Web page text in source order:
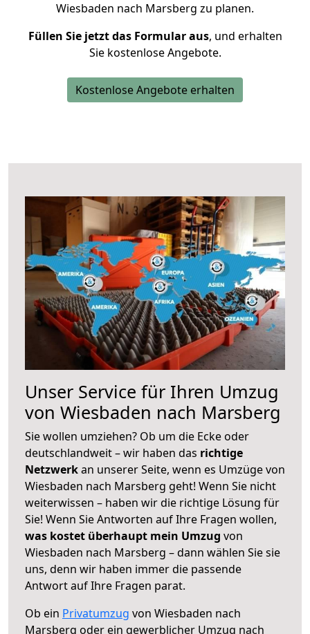
Wiesbaden nach Marsberg zu planen.
Füllen Sie jetzt das Formular aus, und erhalten
Sie kostenlose Angebote.
Kostenlose Angebote erhalten
Unser Service für Ihren Umzug
von Wiesbaden nach Marsberg
Sie wollen umziehen? Ob um die Ecke oder
deutschlandweit – wir haben das richtige
Netzwerkan unserer Seite, wenn es Umzüge von
Wiesbaden nach Marsberg geht! Wenn Sie nicht
weiterwissen – haben wir die richtige Lösung für
Sie! Wenn Sie Antworten auf Ihre Fragen wollen,
was kostet überhaupt mein Umzug von
Wiesbaden nach Marsberg – dann wählen Sie sie
uns, denn wir haben immer die passende
Antwort auf Ihre Fragen parat.
Ob ein Privatumzug von Wiesbaden nach
Marsberg oder ein gewerblicher Umzug nach